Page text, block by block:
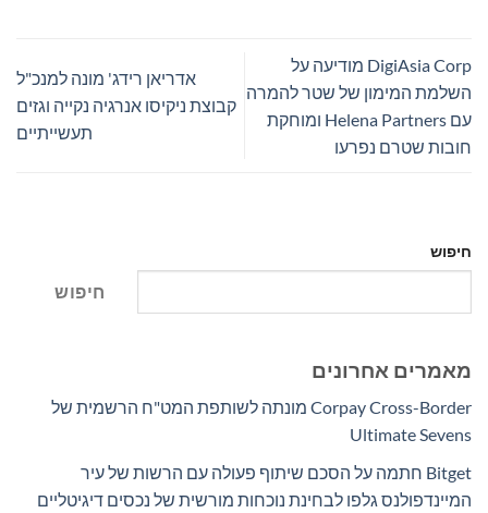
DigiAsia Corp מודיעה על
השלמת המימון של שטר להמרה
עם Helena Partners ומוחקת
חובות שטרם נפרעו
אדריאן רידג' מונה למנכ"ל
קבוצת ניקיסו אנרגיה נקייה וגזים
תעשייתיים
חיפוש
חיפוש
מאמרים אחרונים
Corpay Cross-Border מונתה לשותפת המט"ח הרשמית של
Ultimate Sevens
Bitget חתמה על הסכם שיתוף פעולה עם הרשות של עיר
המיינדפולנס גלפו לבחינת נוכחות מורשית של נכסים דיגיטליים